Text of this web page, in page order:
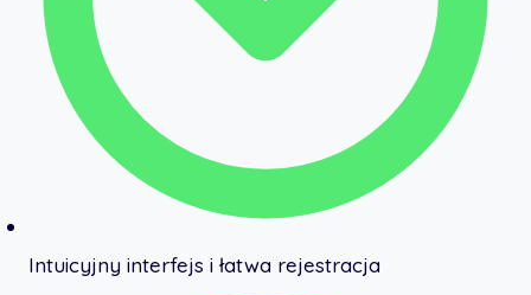
Intuicyjny interfejs i łatwa rejestracja